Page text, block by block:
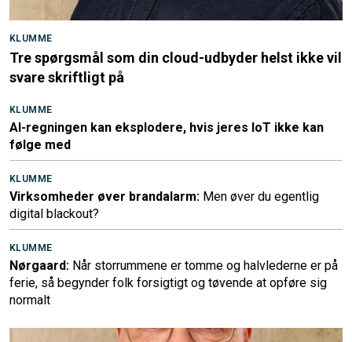
KLUMME
Tre spørgsmål som din cloud-udbyder helst ikke vil
svare skriftligt på
KLUMME
AI-regningen kan eksplodere, hvis jeres IoT ikke kan
følge med
KLUMME
Virksomheder øver brandalarm: Men øver du egentlig
digital blackout?
KLUMME
Nørgaard: Når storrummene er tomme og halvlederne er på
ferie, så begynder folk forsigtigt og tøvende at opføre sig
normalt